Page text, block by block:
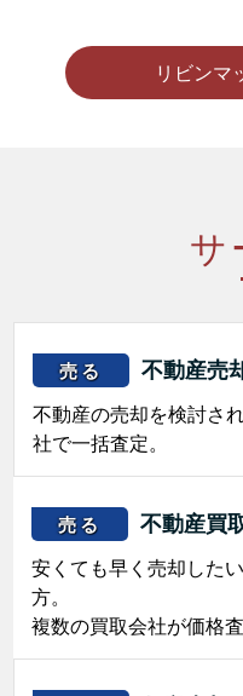
リビンマ
サ
売る 不動産売
不動産の売却を検討さ
社で一括査定。
売る 不動産買
安くても早く売却した
方。
複数の買取会社が価格査